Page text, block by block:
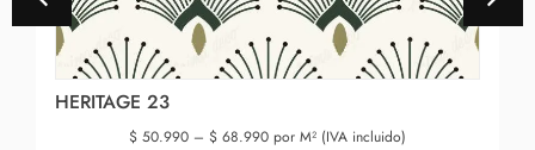
HERITAGE 23
$ 50.990 – $ 68.990 por M² (IVA incluido)